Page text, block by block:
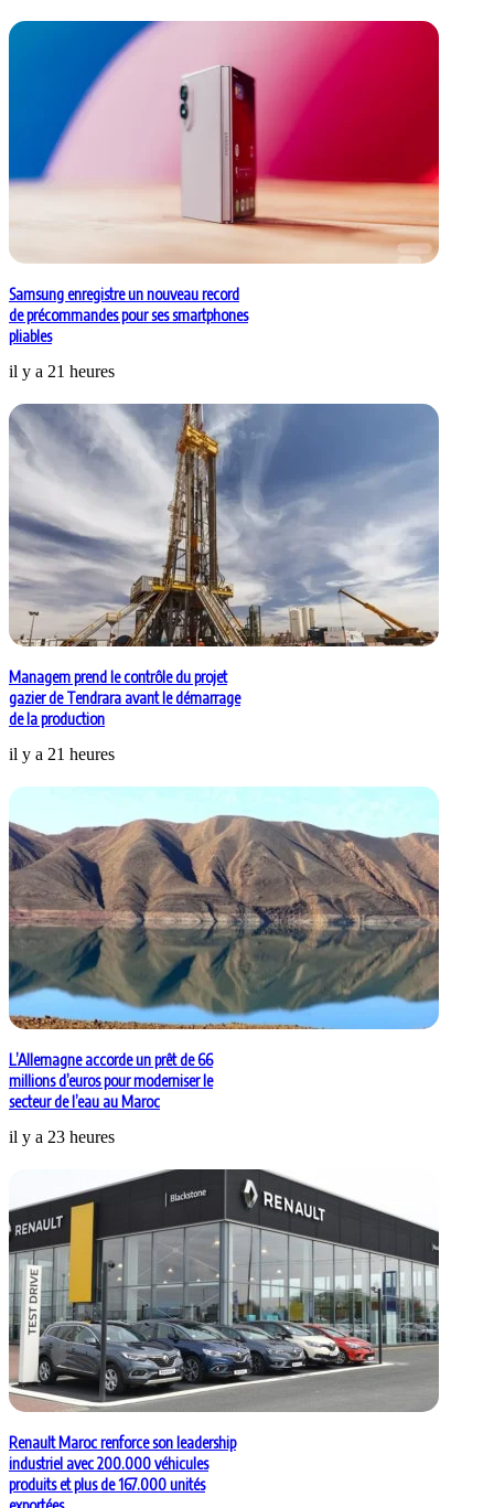
Samsung enregistre un nouveau record
de précommandes pour ses smartphones
pliables
il y a 21 heures
Managem prend le contrôle du projet
gazier de Tendrara avant le démarrage
de la production
il y a 21 heures
L’Allemagne accorde un prêt de 66
millions d’euros pour moderniser le
secteur de l’eau au Maroc
il y a 23 heures
Renault Maroc renforce son leadership
industriel avec 200.000 véhicules
produits et plus de 167.000 unités